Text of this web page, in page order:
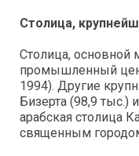
Столица,
Столица, основной
промышленный
1994). Другие
Бизерта (98,9 тыс.)
арабская столица
священным